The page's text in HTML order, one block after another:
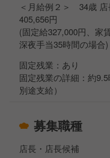
＜仕事のポイント＞
◎店長が主役です！
当社はSVを置かず、同
がチームを組んで進める
しています。成功事例の
整、エリア全体の運営な
◎未経験でも安心！
難しい調理はなく、食材
＜月給例２＞ 34歳 店
405,656円
(固定給327,000円、家
深夜手当35時間の場合)
固定残業：あり
固定残業の詳細：約
別途支給）
募集職種
店長・店長候補